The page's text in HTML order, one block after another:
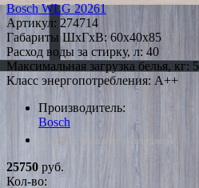
Bosch WLG 20261
Артикул: 274714
Габариты ШxГxВ: 60x40x85
Расход воды за стирку, л: 40
Максимальная загрузка белья, кг: 5
Класс энергопотребления: A++
Производитель:
Bosch
*Наличие уточняйте у менеджера
25750 руб.
Кол-во: